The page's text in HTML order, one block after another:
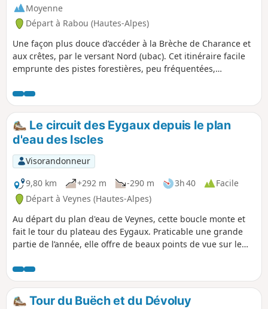
Moyenne
Départ à Rabou (Hautes-Alpes)
Une façon plus douce d’accéder à la Brèche de Charance et
aux crêtes, par le versant Nord (ubac). Cet itinéraire facile
emprunte des pistes forestières, peu fréquentées,
Guizière pour redescendre dans les bois.
Le circuit des Eygaux depuis le plan
d'eau des Iscles
Visorandonneur
9,80 km
+292 m -290 m 3h 40
Facile
Départ à Veynes (Hautes-Alpes)
Au départ du plan d'eau de Veynes, cette boucle monte et
fait le tour du plateau des Eygaux. Praticable une grande
partie de l’année, elle offre de beaux points de vue sur le
de Véras propose des parcours sportifs (VTT, course,
randonnée), ce qui est un bon complément de la base de
loisirs du plan d'eau des Iscles.
Tour du Buëch et du Dévoluy